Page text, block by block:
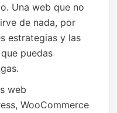
Una web que no
de nada, por
estrategias y las
puedas
web
WooCommerce